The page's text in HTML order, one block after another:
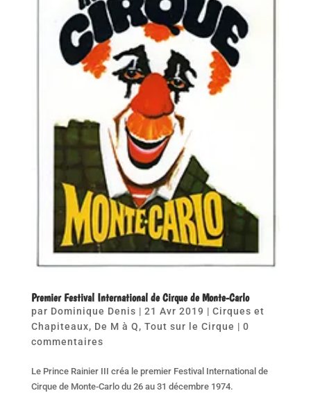
Premier Festival International de Cirque de Monte-Carlo
par Dominique Denis | 21 Avr 2019 | Cirques et
Chapiteaux, De M à Q, Tout sur le Cirque | 0
commentaires
Le Prince Rainier III créa le premier Festival International de
Cirque de Monte-Carlo du 26 au 31 décembre 1974.